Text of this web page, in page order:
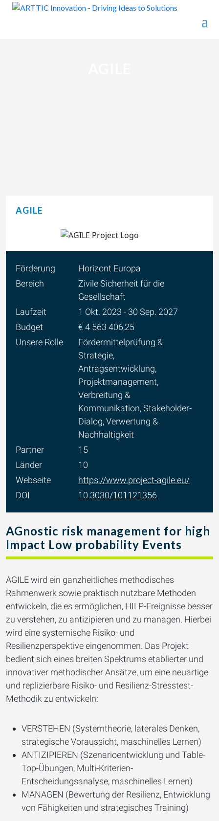
AGnostic risk management for high
Impact Low probability Events
AGILE wird ein ganzheitliches methodisches
Rahmenwerk sowie praktisch nutzbare Methoden
entwickeln, die es ermöglichen, HILP-Ereignisse besser
zu verstehen, zu antizipieren und zu managen. Hierbei
wird eine systemische Risiko- und
Resilienzperspektive eingenommen. Das Projekt
bedient sich eines breiten Spektrums etablierter und
innovativer methodischer Ansätze, um eine neuartige
und replizierbare Risiko- und Resilienz-Stresstest-
Methodik zu entwickeln:
VERSTEHEN (Systemtheorie, laterales Denken,
strategische Voraussicht, maschinelles Lernen)
ANTIZIPIEREN (Szenarioentwicklung und Table-
Top-Übungen, Multi-Kriterien-
Entscheidungsanalyse, maschinelles Lernen)
MANAGEN (Bewertung der Resilienz, Entwicklung
von Fähigkeiten und strategisches Training)
AGILE
Förderung
Horizont Europa
Bereich
Zivile Sicherheit für die
Gesellschaft
Laufzeit
1 Okt. 2023 - 30 Sep. 2027
Budget
€ 4 563 406,25
Unsere Rolle
Fördermittelprüfung &
Strategie,
Antragsentwicklung,
Projektmanagement,
Verbreitung &
Kommunikation, Stakeholder-
Dialog, Verwertung &
Nachhaltigkeit
Partner
15
Länder
10
Webseite
https://www.project-agile.eu/
DOI
10.3030/101121356